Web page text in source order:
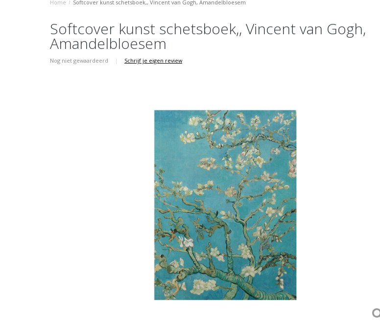
Home / Softcover kunst schetsboek,, Vincent van Gogh, Amandelbloesem
Softcover kunst schetsboek,, Vincent van Gogh,
Amandelbloesem
Nog niet gewaardeerd | Schrijf je eigen review